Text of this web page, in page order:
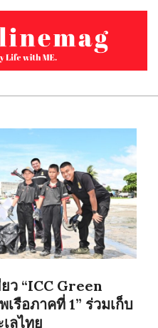
ว “ICC Green
รือภาคที่ 1” ร่วมเก็บ
ลไทย